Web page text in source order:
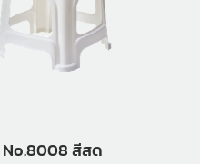
No.8008 สีสด